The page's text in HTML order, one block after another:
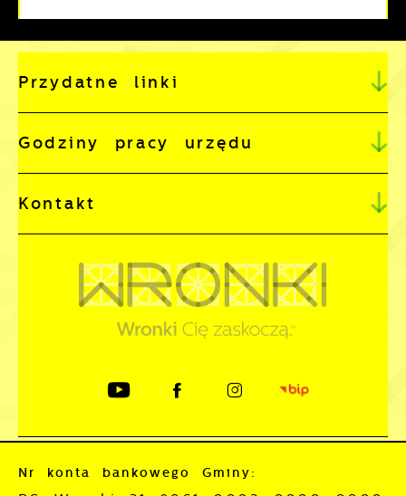
Przydatne linki
Godziny pracy urzędu
Kontakt
Nr konta bankowego Gminy: